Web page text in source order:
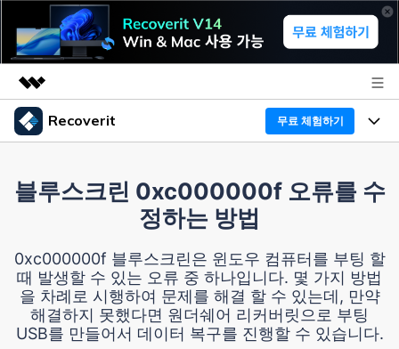
주요 제품
유틸리티
비즈니스
뉴스룸
플랜 및 가격
Recoverit 무료 체험하기
Recoverit - Windows 버전
선도적인 데이터 복구 전문가
무료 체험
미디어 복구하기
문서 복구하기
복구 Tips
외장 저장장치 복구
리커버릿 개요
블루스크린 0xc000000f 오류를 수
정하는 방법
0xc000000f 블루스크린은 윈도우 컴퓨터를 부팅 할
때 발생할 수 있는 오류 중 하나입니다. 몇 가지 방법
을 차례로 시행하여 문제를 해결 할 수 있는데, 만약
해결하지 못했다면 원더쉐어 리커버릿으로 부팅
USB를 만들어서 데이터 복구를 진행할 수 있습니다.